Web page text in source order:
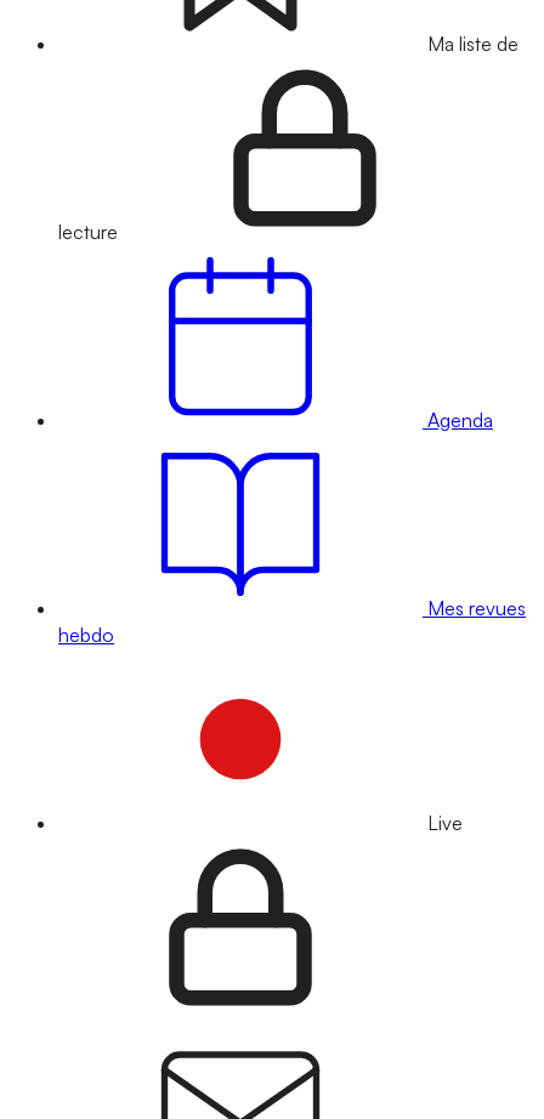
Ma liste de
lecture
Agenda
Mes revues
hebdo
Live